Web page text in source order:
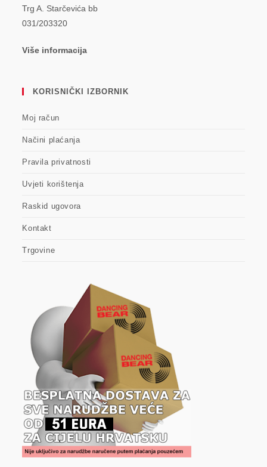
Trg A. Starčevića bb
031/203320
Više informacija
KORISNIČKI IZBORNIK
Moj račun
Načini plaćanja
Pravila privatnosti
Uvjeti korištenja
Raskid ugovora
Kontakt
Trgovine